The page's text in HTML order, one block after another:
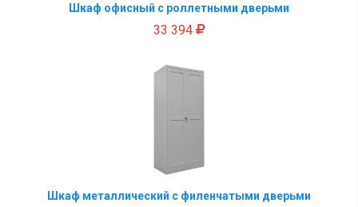
Шкаф офисный с роллетными дверьми
33 394
Шкаф металлический с филенчатыми дверьми